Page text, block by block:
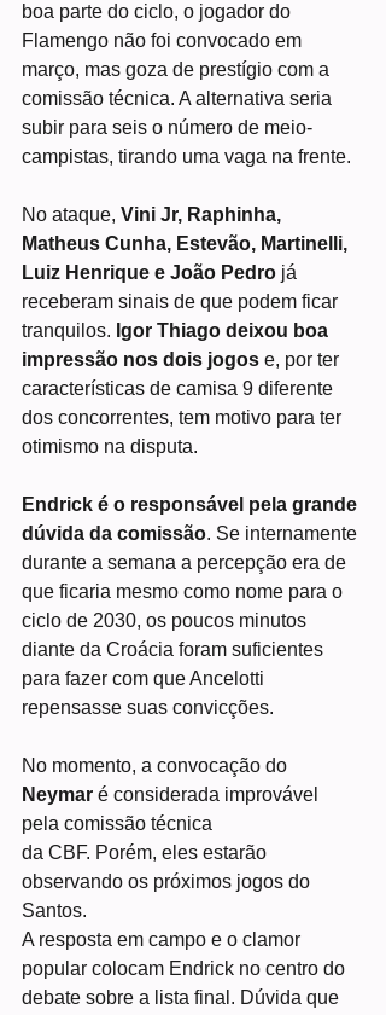
boa parte do ciclo, o jogador do
Flamengo não foi convocado em
março, mas goza de prestígio com a
comissão técnica. A alternativa seria
subir para seis o número de meio-
campistas, tirando uma vaga na frente.
No ataque, Vini Jr, Raphinha,
Matheus Cunha, Estevão, Martinelli,
Luiz Henrique e João Pedro já
receberam sinais de que podem ficar
tranquilos. Igor Thiago deixou boa
impressão nos dois jogos e, por ter
características de camisa 9 diferente
dos concorrentes, tem motivo para ter
otimismo na disputa.
Endrick é o responsável pela grande
dúvida da comissão. Se internamente
durante a semana a percepção era de
que ficaria mesmo como nome para o
ciclo de 2030, os poucos minutos
diante da Croácia foram suficientes
para fazer com que Ancelotti
repensasse suas convicções.
No momento, a convocação do
Neymar é considerada improvável
pela comissão técnica
da CBF. Porém, eles estarão
observando os próximos jogos do
Santos.
A resposta em campo e o clamor
popular colocam Endrick no centro do
debate sobre a lista final. Dúvida que